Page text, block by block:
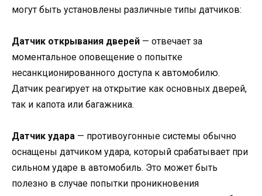
могут быть установлены различные типы датчиков:
Датчик открывания дверей — отвечает за
моментальное оповещение о попытке
несанкционированного доступа к автомобилю.
Датчик реагирует на открытие как основных дверей,
так и капота или багажника.
Датчик удара — противоугонные системы обычно
оснащены датчиком удара, который срабатывает при
сильном ударе в автомобиль. Это может быть
полезно в случае попытки проникновения